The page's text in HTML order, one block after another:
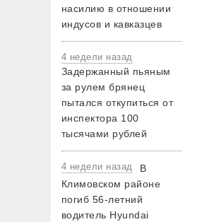
насилию в отношении
индусов и кавказцев
4 недели назад
Задержанный пьяным
за рулем брянец
пытался откупиться от
инспектора 100
тысячами рублей
4 недели назад
В
Климовском районе
погиб 56-летний
водитель Hyundai